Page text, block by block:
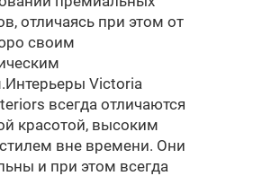
отличаясь при этом от
своим
Victoria
всегда отличаются
красотой, высоким
вне времени. Они
и при этом всегда